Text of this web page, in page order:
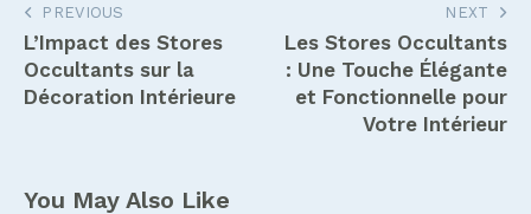
Navigation
de
l’article
PREVIOUS
L’Impact des Stores
Occultants sur la
Décoration Intérieure
NEXT
Les Stores Occultants
: Une Touche Élégante
et Fonctionnelle pour
Votre Intérieur
You May Also Like